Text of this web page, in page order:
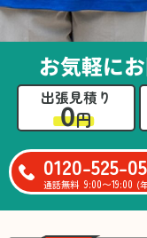
お気軽に
出張見積り
0円
0120-525-
通話無料 9:00〜19:00 (